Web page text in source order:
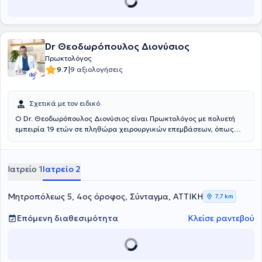
Dr Θεοδωρόπουλος Διονύσιος
Πρωκτολόγος
9.7|9 αξιολογήσεις
Σχετικά με τον ειδικό
O Dr. Θεοδωρόπουλος Διονύσιος είναι Πρωκτολόγος με πολυετή
εμπειρία 19 ετών σε πληθώρα χειρουργικών επεμβάσεων, όπως
λαπαροσκοπική εκτομή της κύστης κόκκυγος, την αντιμετώπιση και
"Diploma de Licensa" (Diploma of License MD) του Πανεπιστήμιο
Ιατρικής "Universitatea de Medicina si Farmacie GR T POPA" και
έχει αποκτήσει άδειες άσκησης επαγγέλματος στην Ελλάδα, τη
Σουηδία, την Ισπανία και την Ρουμανία. Στο πλαίσιο ειδίκευσής του
στη Γενική Χειρουργική, έκανε εξειδίκευση στο Τμήμα
Αγγειοχειρουργικής του Γενικού Νοσοκομείου Κωνσταντοπούλειο
Νοσοκομείου Αγ. Ανάργυροι. Στο Γενικό Νοσοκομείο
Ιατρείο 1Ιατρείο 2
Μητροπόλεως 5, 4ος όροφος, Σύνταγμα, ΑΤΤΙΚΗ 7,7 km
Επόμενη διαθεσιμότητα Κλείσε ραντεβού